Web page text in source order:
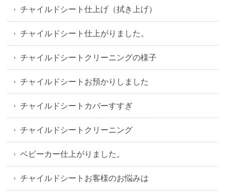
チャイルドシート仕上げ（拭き上げ）
チャイルドシート仕上がりました。
チャイルドシートクリーニングの様子
チャイルドシートお預かりしました
チャイルドシートカバーすすぎ
チャイルドシートクリーニング
ベビーカー仕上がりました。
チャイルドシートお客様のお悩みは